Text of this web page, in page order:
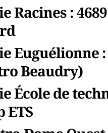
Racines:
Euguélionne:
Beaudry)
École de
ETS